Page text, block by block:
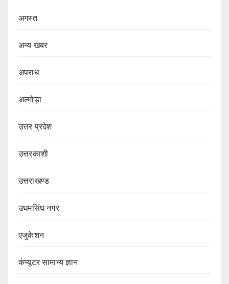
अगस्त
अन्य खबर
अपराध
अल्मोड़ा
उत्तर प्रदेश
उत्तरकाशी
उत्तराखण्ड
उधमसिंघ नगर
एजुकेशन
कंप्यूटर सामान्य ज्ञान